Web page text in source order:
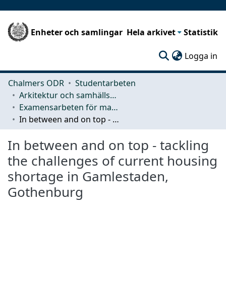
Enheter och samlingar Hela arkivet Statistik
Logga in
Chalmers ODR
Studentarbeten
Arkitektur och samhällsbyggnadsteknik (ACE)
Examensarbeten för masterexamen
In between and on top - tackling the challenges of current housing shortage in Gamlestaden, Gothenburg
In between and on top - tackling
the challenges of current housing
shortage in Gamlestaden,
Gothenburg